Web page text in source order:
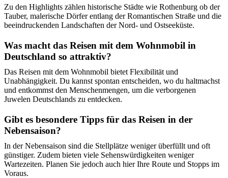
Zu den Highlights zählen historische Städte wie Rothenburg ob der
Tauber, malerische Dörfer entlang der Romantischen Straße und die
beeindruckenden Landschaften der Nord- und Ostseeküste.
Was macht das Reisen mit dem Wohnmobil in
Deutschland so attraktiv?
Das Reisen mit dem Wohnmobil bietet Flexibilität und
Unabhängigkeit. Du kannst spontan entscheiden, wo du haltmachst
und entkommst den Menschenmengen, um die verborgenen
Juwelen Deutschlands zu entdecken.
Gibt es besondere Tipps für das Reisen in der
Nebensaison?
In der Nebensaison sind die Stellplätze weniger überfüllt und oft
günstiger. Zudem bieten viele Sehenswürdigkeiten weniger
Wartezeiten. Planen Sie jedoch auch hier Ihre Route und Stopps im
Voraus.